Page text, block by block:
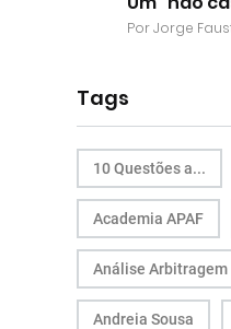
PorJorge
Tags
10 Questões a...
Academia APAF
Análise Arbitragem
Andreia Sousa